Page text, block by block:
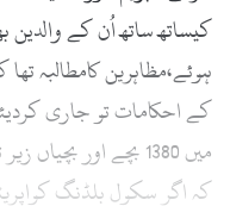
کیساتھ ساتھ اُن کے
ہوئے،مظاہرین کامطالبہ
کے احکامات تو جاری
میں 1380 بچے اور
کہ اگر سکول بلڈنگ